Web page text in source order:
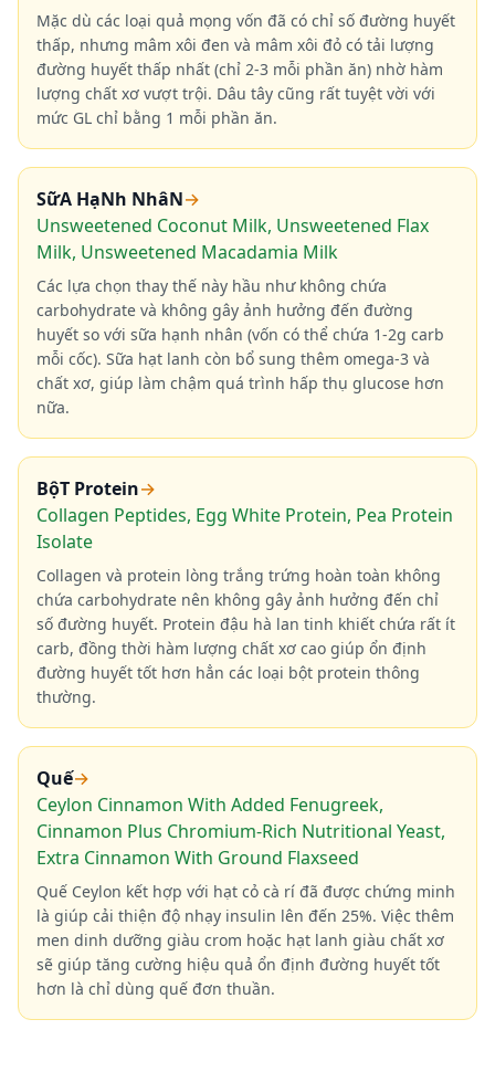
Mặc dù các loại quả mọng vốn đã có chỉ số đường huyết
thấp, nhưng mâm xôi đen và mâm xôi đỏ có tải lượng
đường huyết thấp nhất (chỉ 2-3 mỗi phần ăn) nhờ hàm
lượng chất xơ vượt trội. Dâu tây cũng rất tuyệt vời với
mức GL chỉ bằng 1 mỗi phần ăn.
SữA HạNh NhâN→
Unsweetened Coconut Milk, Unsweetened Flax
Milk, Unsweetened Macadamia Milk
Các lựa chọn thay thế này hầu như không chứa
carbohydrate và không gây ảnh hưởng đến đường
huyết so với sữa hạnh nhân (vốn có thể chứa 1-2g carb
mỗi cốc). Sữa hạt lanh còn bổ sung thêm omega-3 và
chất xơ, giúp làm chậm quá trình hấp thụ glucose hơn
nữa.
BộT Protein→
Collagen Peptides, Egg White Protein, Pea Protein
Isolate
Collagen và protein lòng trắng trứng hoàn toàn không
chứa carbohydrate nên không gây ảnh hưởng đến chỉ
số đường huyết. Protein đậu hà lan tinh khiết chứa rất ít
carb, đồng thời hàm lượng chất xơ cao giúp ổn định
đường huyết tốt hơn hẳn các loại bột protein thông
thường.
Quế→
Ceylon Cinnamon With Added Fenugreek,
Cinnamon Plus Chromium-Rich Nutritional Yeast,
Extra Cinnamon With Ground Flaxseed
Quế Ceylon kết hợp với hạt cỏ cà rí đã được chứng minh
là giúp cải thiện độ nhạy insulin lên đến 25%. Việc thêm
men dinh dưỡng giàu crom hoặc hạt lanh giàu chất xơ
sẽ giúp tăng cường hiệu quả ổn định đường huyết tốt
hơn là chỉ dùng quế đơn thuần.